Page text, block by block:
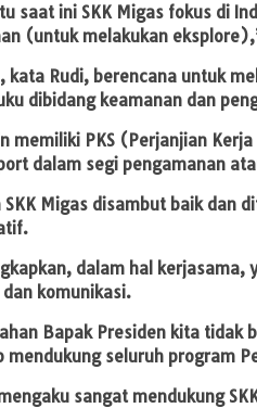
saat ini SKK Migas fokus di
(untuk melakukan
kata Rudi, berencana untuk
dibidang keamanan dan
memiliki PKS (Perjanjian
dalam segi pengamanan
SKK Migas disambut baik dan
dalam hal kerjasama,
dan komunikasi.
Bapak Presiden kita tidak
mendukung seluruh program
sangat mendukung